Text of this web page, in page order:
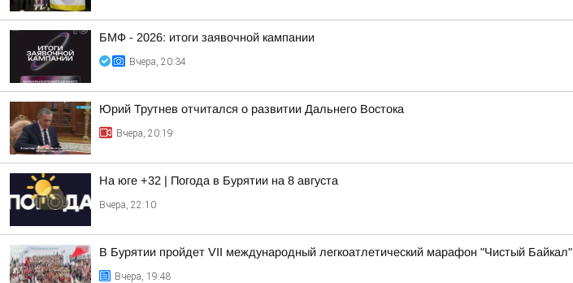
БМФ - 2026: итоги заявочной кампании
Вчера, 20:34
Юрий Трутнев отчитался о развитии Дальнего Востока
Вчера, 20:19
На юге +32 | Погода в Бурятии на 8 августа
Вчера, 22:10
В Бурятии пройдет VII международный легкоатлетический марафон "Чистый Байкал"
Вчера, 19:48